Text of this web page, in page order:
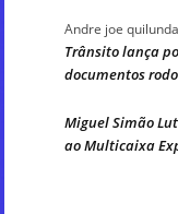
Andre joe
Trânsito lança
documentos
Miguel Simão
ao Multicaixa